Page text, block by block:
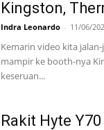
Kingston,
Indra Leonardo - 11/06/
Kemarin video kita
mampir ke booth-nya
keseruan...
Rakit Hyte